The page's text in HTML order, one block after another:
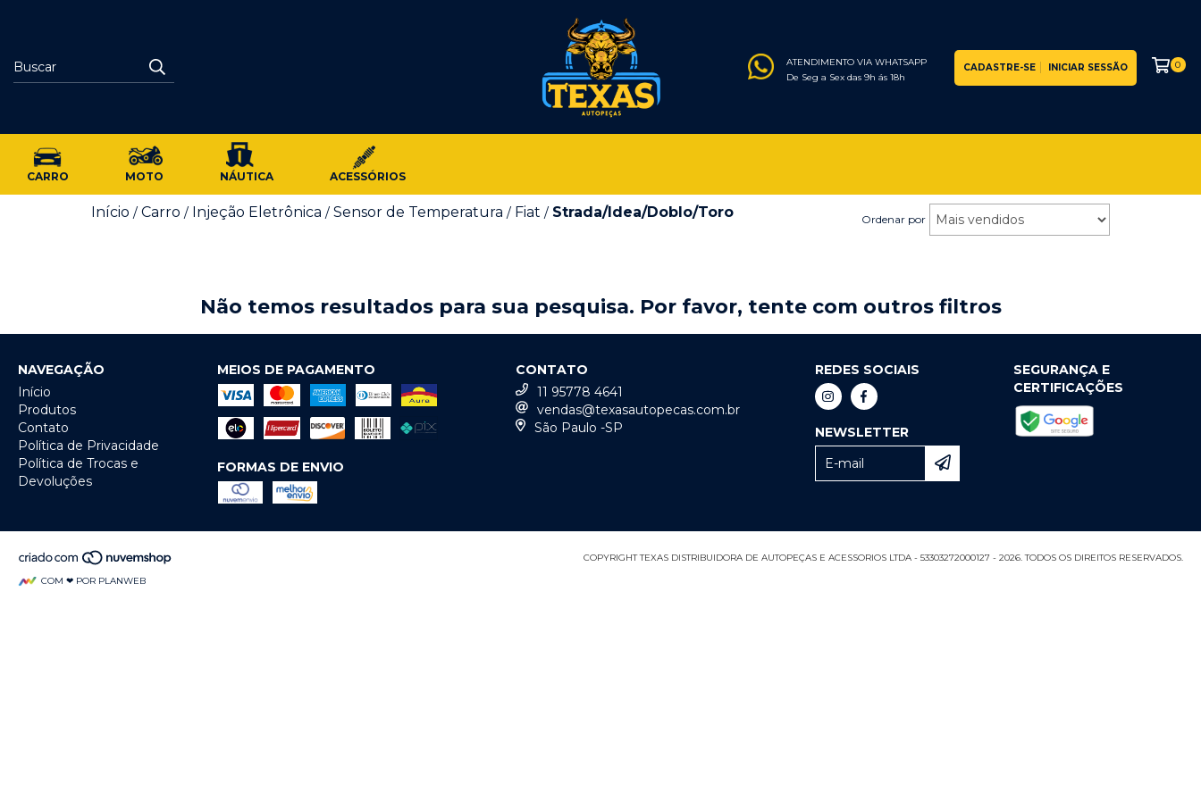
CADASTRE-SE INICIAR SESSÃO 0
CARRO MOTO NÁUTICA ACESSÓRIOS
ATENDIMENTO VIA WHATSAPP
De Seg a Sex das 9h ás 18h
Início / Carro / Injeção Eletrônica / Sensor de Temperatura / Fiat / Strada/Idea/Doblo/Toro Ordenar por
Não temos resultados para sua pesquisa. Por favor, tente com outros filtros
NAVEGAÇÃO
Início
Produtos
Contato
Política de Privacidade
Política de Trocas e
Devoluções
MEIOS DE PAGAMENTO
FORMAS DE ENVIO
CONTATO
11 95778 4641
vendas@texasautopecas.com.br
São Paulo -SP
REDES SOCIAIS
NEWSLETTER
SEGURANÇA E
CERTIFICAÇÕES
COM ❤ POR PLANWEB
COPYRIGHT TEXAS DISTRIBUIDORA DE AUTOPEÇAS E ACESSORIOS LTDA - 53303272000127 - 2026. TODOS OS DIREITOS RESERVADOS.